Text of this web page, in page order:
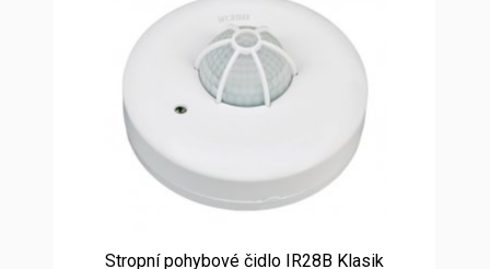
Stropní pohybové čidlo IR28B Klasik